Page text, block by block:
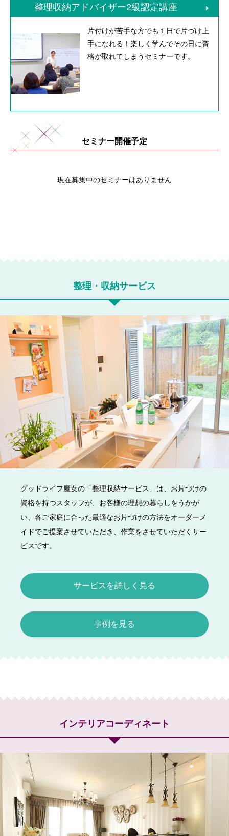
整理収納アドバイザー2級認定講座
片付けが苦手な方でも１日で片づけ上
手になれる！楽しく学んでその日に資
格が取れてしまうセミナーです。
セミナー開催予定
現在募集中のセミナーはありません
整理・収納サービス
グッドライフ魔女の「整理収納サービス」は、お片づけの
資格を持つスタッフが、お客様の理想の暮らしをうかが
い、各ご家庭に合った最適なお片づけの方法をオーダーメ
イドでご提案させていただき、作業をさせていただくサー
ビスです。
サービスを詳しく見る
事例を見る
インテリアコーディネート